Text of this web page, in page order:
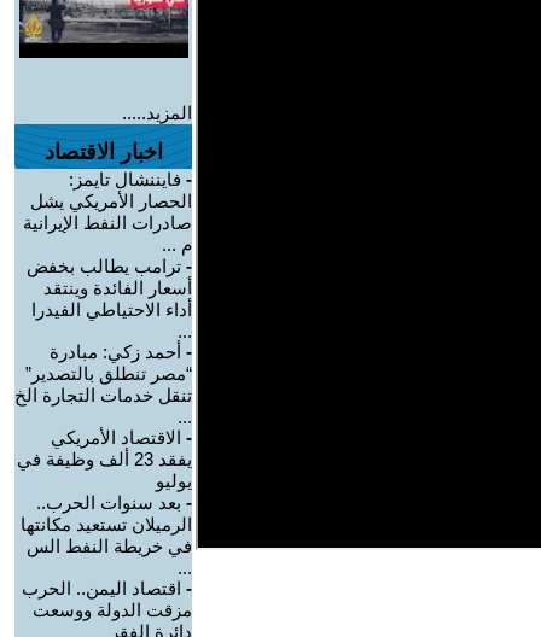
المزيد.....
اخبار الاقتصاد
- فايننشال تايمز:
الحصار الأمريكي يشل
صادرات النفط الإيرانية
م ...
- ترامب يطالب بخفض
أسعار الفائدة وينتقد
أداء الاحتياطي الفيدرا
...
- أحمد زكي: مبادرة
“مصر تنطلق بالتصدير”
تنقل خدمات التجارة الخ
...
- الاقتصاد الأمريكي
يفقد 23 ألف وظيفة في
يوليو
- بعد سنوات الحرب..
الرميلان تستعيد مكانتها
في خريطة النفط الس
...
- اقتصاد اليمن.. الحرب
مزقت الدولة ووسعت
دائرة الفقر